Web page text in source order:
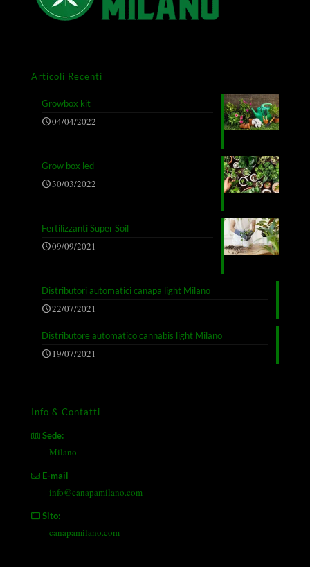
Articoli Recenti
Growbox kit
04/04/2022
Grow box led
30/03/2022
Fertilizzanti Super Soil
09/09/2021
Distributori automatici canapa light Milano
22/07/2021
Distributore automatico cannabis light Milano
19/07/2021
Info & Contatti
Sede:
Milano
E-mail
info@canapamilano.com
Sito:
canapamilano.com